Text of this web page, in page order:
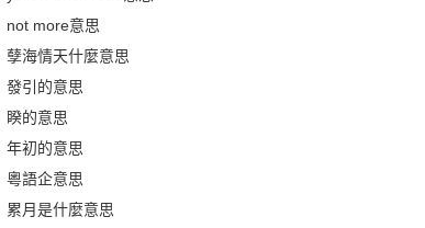
not more意思
孽海情天什麼意思
發引的意思
睽的意思
年初的意思
粵語企意思
累月是什麼意思